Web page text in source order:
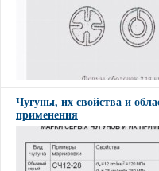
Чугуны, их свойства и
применения